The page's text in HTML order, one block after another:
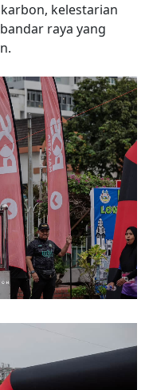
kelestarian
raya yang